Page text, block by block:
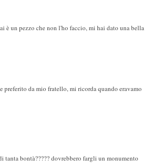
è un pezzo che non l'ho faccio, mi hai dato una bella
da mio fratello, mi ricorda quando eravamo
tanta bontà????? dovrebbero fargli un monumento